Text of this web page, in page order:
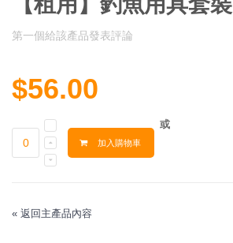
第一個給該產品發表評論
$56.00
加入購物車
或
« 返回主產品內容